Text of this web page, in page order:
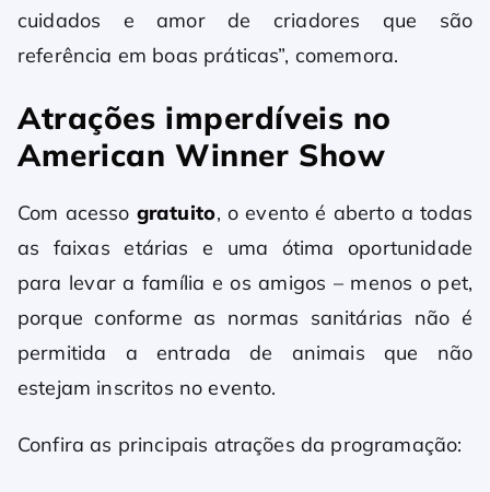
cuidados e amor de criadores que são
referência em boas práticas”, comemora.
Atrações imperdíveis no
American Winner Show
Com acesso gratuito, o evento é aberto a todas
as faixas etárias e uma ótima oportunidade
para levar a família e os amigos – menos o pet,
porque conforme as normas sanitárias não é
permitida a entrada de animais que não
estejam inscritos no evento.
Confira as principais atrações da programação: